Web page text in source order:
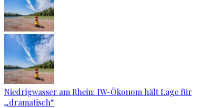
Niedrigwasser am Rhein: IW-Ökonom hält Lage für
„dramatisch“